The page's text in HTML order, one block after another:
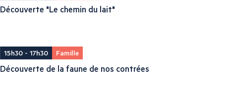
Découverte "Le chemin du lait"
15h30 - 17h30 Famille
Découverte de la faune de nos contrées